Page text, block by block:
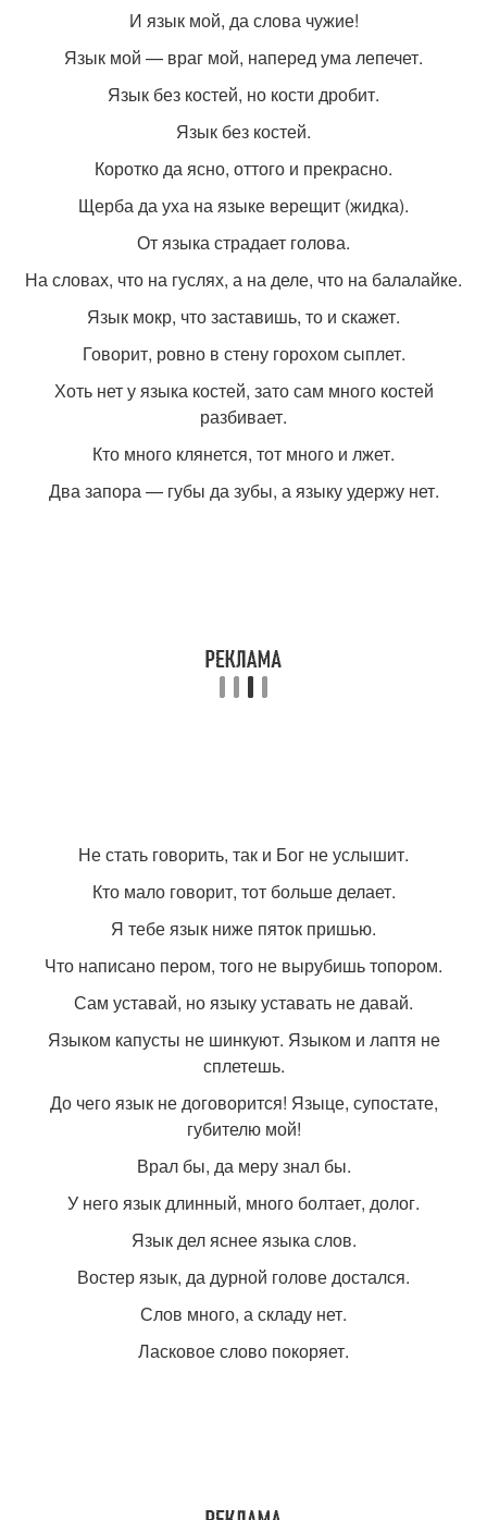
И язык мой, да слова чужие!
Язык мой — враг мой, наперед ума лепечет.
Язык без костей, но кости дробит.
Язык без костей.
Коротко да ясно, оттого и прекрасно.
Щерба да уха на языке верещит (жидка).
От языка страдает голова.
На словах, что на гуслях, а на деле, что на балалайке.
Язык мокр, что заставишь, то и скажет.
Говорит, ровно в стену горохом сыплет.
Хоть нет у языка костей, зато сам много костей
разбивает.
Кто много клянется, тот много и лжет.
Два запора — губы да зубы, а языку удержу нет.
Не стать говорить, так и Бог не услышит.
Кто мало говорит, тот больше делает.
Я тебе язык ниже пяток пришью.
Что написано пером, того не вырубишь топором.
Сам уставай, но языку уставать не давай.
Языком капусты не шинкуют. Языком и лаптя не
сплетешь.
До чего язык не договорится! Языце, супостате,
губителю мой!
Врал бы, да меру знал бы.
У него язык длинный, много болтает, долог.
Язык дел яснее языка слов.
Востер язык, да дурной голове достался.
Слов много, а складу нет.
Ласковое слово покоряет.